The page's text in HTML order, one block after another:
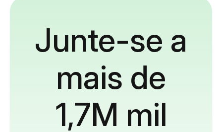
Junte-se a
mais de
1,7M mil